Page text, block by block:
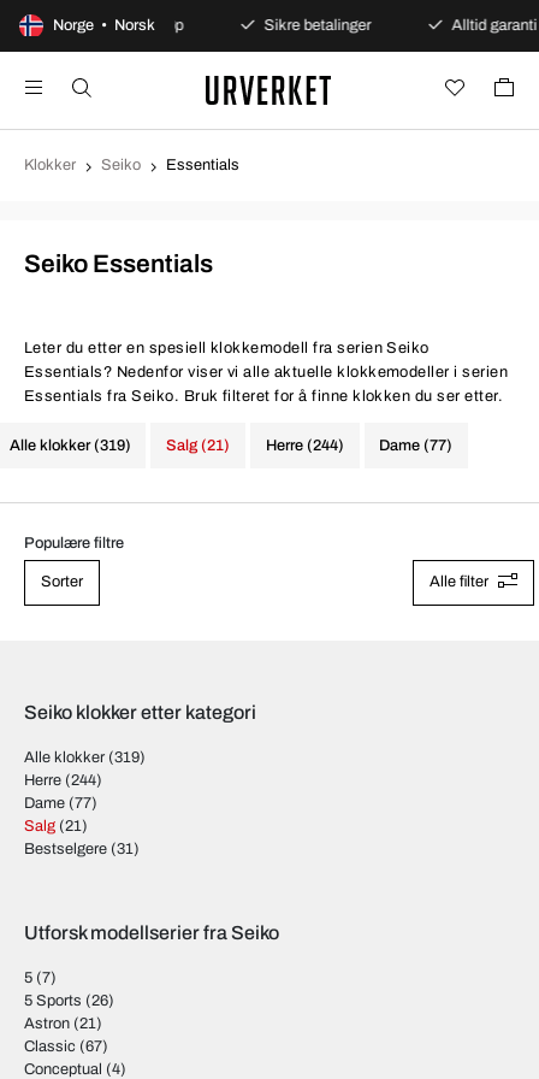
Norge • Norsk
100 dagers åpent kjøp Sikre betalinger Alltid garanti
Klokker Seiko Essentials
Seiko Essentials
Leter du etter en spesiell klokkemodell fra serien Seiko
Essentials? Nedenfor viser vi alle aktuelle klokkemodeller i serien
Essentials fra Seiko. Bruk filteret for å finne klokken du ser etter.
Alle klokker (319) Herre (244) Dame (77)
Salg (21)
Populære filtre
Sorter Alle filter
Seiko klokker etter kategori
Alle klokker (319)
Herre (244)
Dame (77)
Salg (21)
Bestselgere (31)
Utforsk modellserier fra Seiko
5 (7)
5 Sports (26)
Astron (21)
Classic (67)
Conceptual (4)